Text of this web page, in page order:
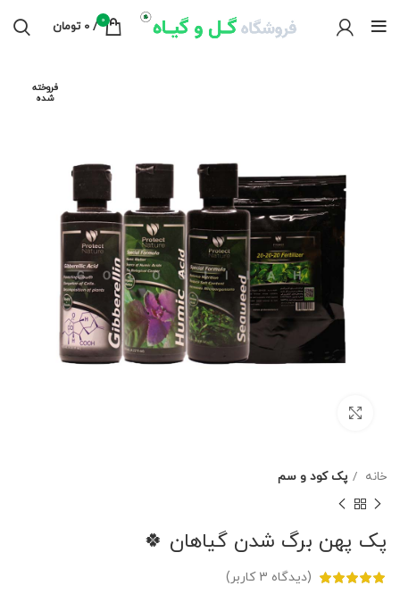
0
/
0 تومان
فروخته
شده
خانه پک کود و سم
پک پهن برگ شدن گیاهان 🍀
(دیدگاه 3 کاربر)